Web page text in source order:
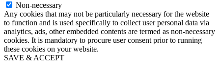
Non-necessary
Any cookies that may not be particularly necessary for the website
to function and is used specifically to collect user personal data via
analytics, ads, other embedded contents are termed as non-necessary
cookies. It is mandatory to procure user consent prior to running
these cookies on your website.
SAVE & ACCEPT